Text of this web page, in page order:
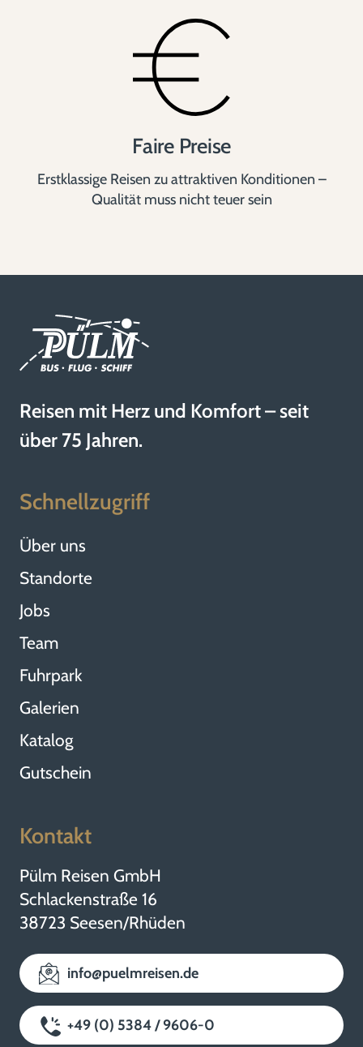
Faire Preise
Erstklassige Reisen zu attraktiven Konditionen –
Qualität muss nicht teuer sein
Reisen mit Herz und Komfort – seit
über 75 Jahren.
Schnellzugriff
Über uns
Standorte
Jobs
Team
Fuhrpark
Galerien
Katalog
Gutschein
Kontakt
Pülm Reisen GmbH
Schlackenstraße 16
38723 Seesen/Rhüden
info@puelmreisen.de
+49 (0) 5384 / 9606-0